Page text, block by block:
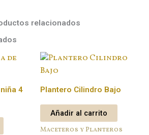
relacionados
4
Plantero Cilindro Bajo
Añadir al carrito
Maceteros y Planteros